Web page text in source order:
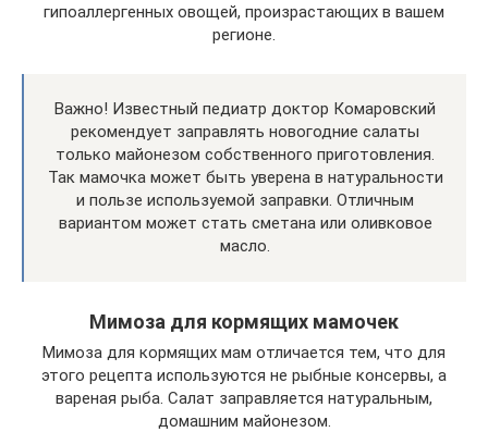
гипоаллергенных овощей, произрастающих в вашем
регионе.
Важно! Известный педиатр доктор Комаровский
рекомендует заправлять новогодние салаты
только майонезом собственного приготовления.
Так мамочка может быть уверена в натуральности
и пользе используемой заправки. Отличным
вариантом может стать сметана или оливковое
масло.
Мимоза для кормящих мамочек
Мимоза для кормящих мам отличается тем, что для
этого рецепта используются не рыбные консервы, а
вареная рыба. Салат заправляется натуральным,
домашним майонезом.